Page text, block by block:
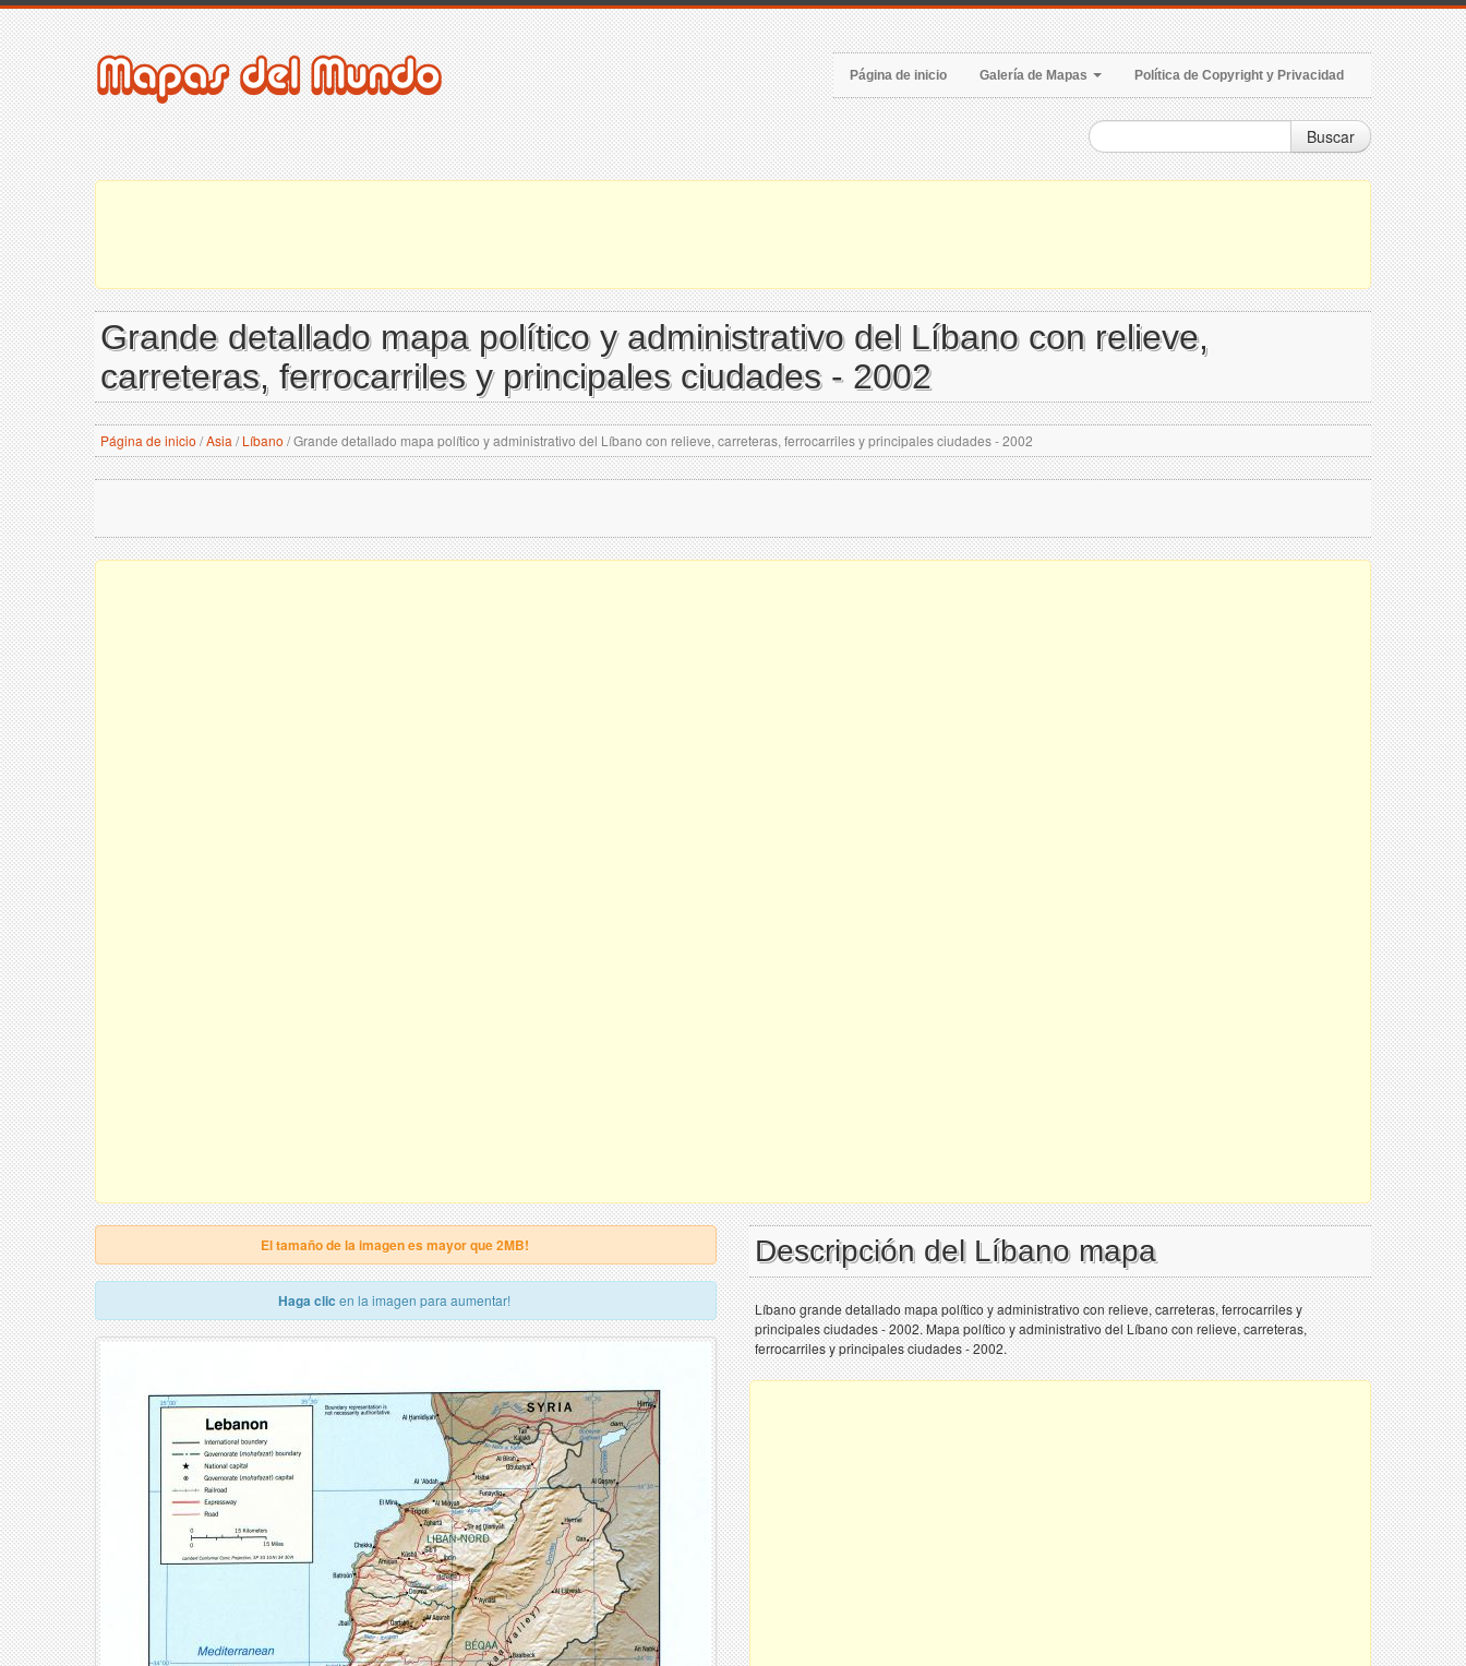
Página de inicio Galería de Mapas Política de Copyright y Privacidad
Buscar
Grande detallado mapa político y administrativo del Líbano con relieve,
carreteras, ferrocarriles y principales ciudades - 2002
Página de inicio /Asia / Líbano /Grande detallado mapa político y administrativo del Líbano con relieve, carreteras, ferrocarriles y principales ciudades - 2002
El tamaño de la imagen es mayor que 2MB!
Haga clic en la imagen para aumentar!
Descripción del Líbano mapa
Líbano grande detallado mapa político y administrativo con relieve, carreteras, ferrocarriles y
principales ciudades - 2002. Mapa político y administrativo del Líbano con relieve, carreteras,
ferrocarriles y principales ciudades - 2002.